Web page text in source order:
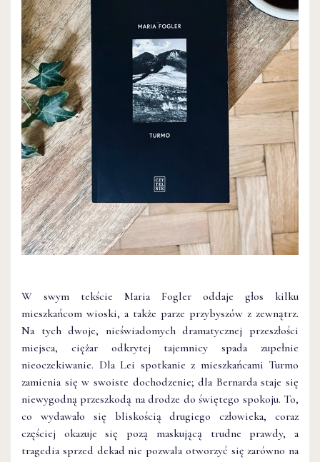
W swym tekście Maria Fogler oddaje głos kilku
mieszkańcom wioski, a także parze przybyszów z zewnątrz.
Na tych dwoje, nieświadomych dramatycznej przeszłości
miejsca, ciężar odkrytej tajemnicy spada zupełnie
nieoczekiwanie. Dla Lei spotkanie z mieszkańcami Turmo
zamienia się w swoiste dochodzenie; dla Bernarda staje się
niewygodną przeszkodą na drodze do świętego spokoju. To,
co wydawało się bliskością drugiego człowieka, coraz
częściej okazuje się pozą maskującą trudne prawdy, a
tragedia sprzed dekad nie pozwala otworzyć się zarówno na